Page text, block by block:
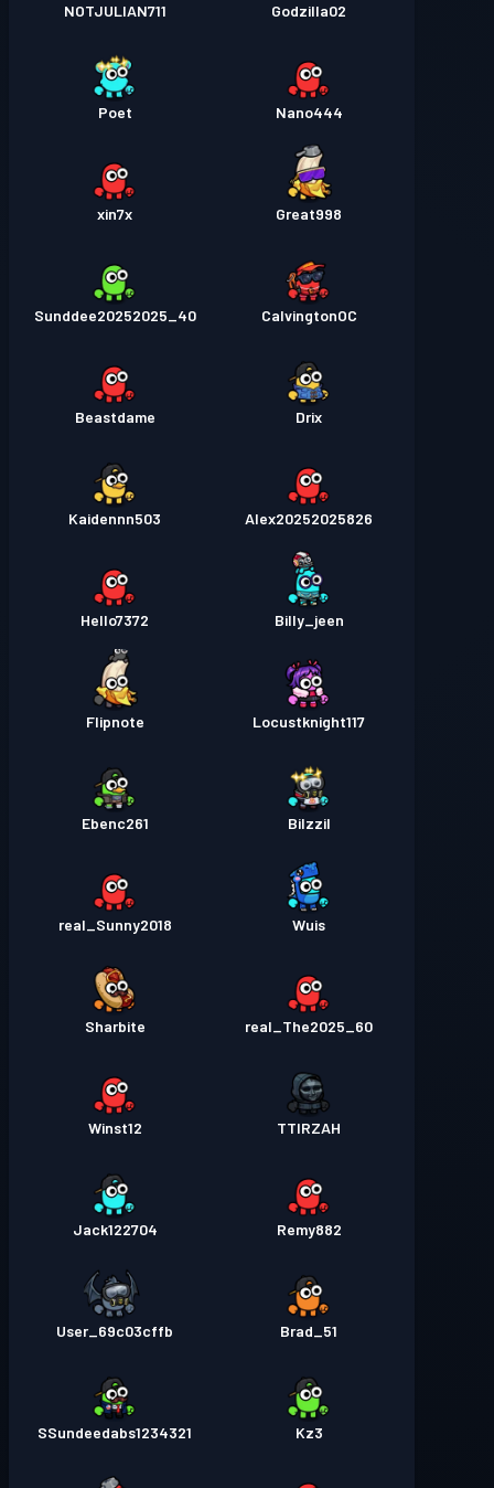
Godzilla02
NOTJULIAN711
Nano444
Poet
Great998
xin7x
CalvingtonOC
Sunddee20252025_40
Drix
Beastdame
Alex20252025826
Kaidennn503
Billy_jeen
Hello7372
Locustknight117
Flipnote
Bilzzil
Ebenc261
Wuis
real_Sunny2018
real_The2025_60
Sharbite
TTIRZAH
Winst12
Remy882
Jack122704
Brad_51
User_69c03cffb
Kz3
SSundeedabs1234321